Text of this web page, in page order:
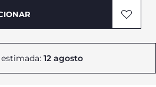
DA DISPONIBILIDADE
DA DISPONIBILIDADE
DA DISPONIBILIDADE
12 agosto